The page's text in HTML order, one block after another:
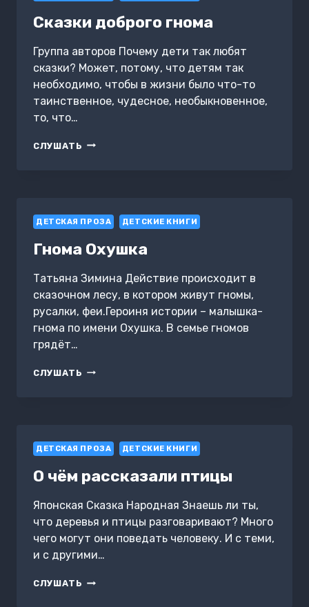
Сказки доброго гнома
Группа авторов Почему дети так любят
сказки? Может, потому, что детям так
необходимо, чтобы в жизни было что-то
таинственное, чудесное, необыкновенное,
то, что…
СЛУШАТЬ СКАЗКИ
ДЕТСКАЯ ПРОЗА ДЕТСКИЕ КНИГИ
Гнома Охушка
Татьяна Зимина Действие происходит в
сказочном лесу, в котором живут гномы,
русалки, феи.Героиня истории – малышка-
гнома по имени Охушка. В семье гномов
грядёт…
СЛУШАТЬ ГНОМА
ДЕТСКАЯ ПРОЗА ДЕТСКИЕ КНИГИ
О чём рассказали птицы
Японская Сказка Народная Знаешь ли ты,
что деревья и птицы разговаривают? Много
чего могут они поведать человеку. И с теми,
и с другими…
СЛУШАТЬ О